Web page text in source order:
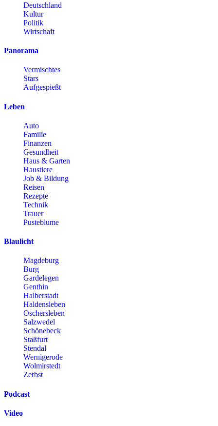
Deutschland
Kultur
Politik
Wirtschaft
Panorama
Vermischtes
Stars
Aufgespießt
Leben
Auto
Familie
Finanzen
Gesundheit
Haus & Garten
Haustiere
Job & Bildung
Reisen
Rezepte
Technik
Trauer
Pusteblume
Blaulicht
Magdeburg
Burg
Gardelegen
Genthin
Halberstadt
Haldensleben
Oschersleben
Salzwedel
Schönebeck
Staßfurt
Stendal
Wernigerode
Wolmirstedt
Zerbst
Podcast
Video